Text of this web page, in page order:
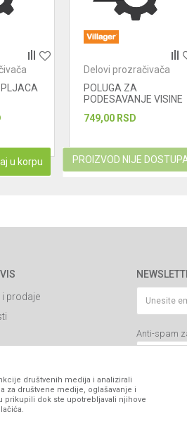
u korpu
Delovi prozračivača
POLUGA ZA
PODESAVANJE VISINE
749,00 RSD
PROIZVOD NIJE
prodaje
Anti-spam
VIBER I
društvenih medija i analizirali
za društvene medije, oglašavanje i
dok ste upotrebljavali njihove